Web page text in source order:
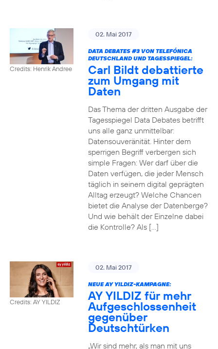
Credits: Henrik Andree
02. Mai 2017
DATA DEBATES #3VON TELEFÓNICA
DEUTSCHLAND UND TAGESSPIEGEL:
Carl Bildt debattierte
zum Umgang mit
Daten
Das Thema der dritten Ausgabe der
Tagesspiegel Data Debates betrifft
uns alle ganz unmittelbar:
Datensouveränität. Hinter dem
sperrigen Begriff verbergen sich
simple Fragen: Wer darf über die
Daten verfügen, die jeder Mensch
täglich in seinem digital geprägten
Alltag erzeugt? Welche Chancen
bietet die Analyse der Datenberge?
Und wie behält der Einzelne dabei
die Kontrolle? Als […]
Credits: AY YILDIZ
02. Mai 2017
NEUE AY YILDIZ-KAMPAGNE:
AY YILDIZ für mehr
Aufgeschlossenheit
gegenüber
Deutschtürken
„Wir sind mehr, als man mit uns